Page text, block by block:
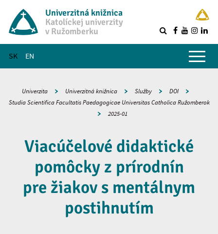
Univerzitná knižnica
Katolíckej univerzity
v Ružomberku
SK EN
Hlavné menu
Univerzita Univerzitná knižnica Služby
DOI
Studia Scientifica Facultatis Paedagogicae Universitas Catholica Ružomberok
2025-01
Viacúčelové didaktické
pomôcky z prírodnín
pre žiakov s mentálnym
postihnutím